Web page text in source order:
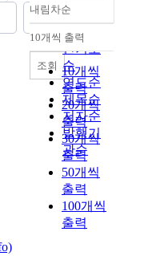
정확도
순
인기도
순
연도순
제목순
저자순
발행기
관순
내림차순
내림차순
10개씩 출력
10개씩
출력
20개씩
출력
30개씩
출력
50개씩
출력
100개씩
출력
조회